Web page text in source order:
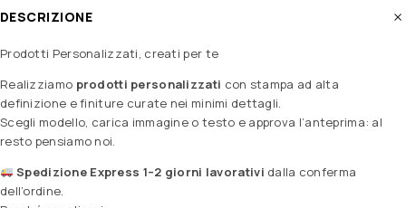
DESCRIZIONE
Prodotti Personalizzati, creati per te
Realizziamo prodotti personalizzati con stampa ad alta
definizione e finiture curate nei minimi dettagli.
Scegli modello, carica immagine o testo e approva l’anteprima: al
resto pensiamo noi.
Spedizione Express 1–2 giorni lavorativi dalla conferma
dell’ordine.